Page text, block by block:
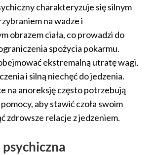
charakteryzuje się silnym
na wadze i
obrazem ciała, co prowadzi do
spożycia pokarmu.
ekstremalną utratę wagi,
i silną niechęć do jedzenia.
na anoreksję często potrzebują
aby stawić czoła swoim
zdrowsze relacje z jedzeniem.